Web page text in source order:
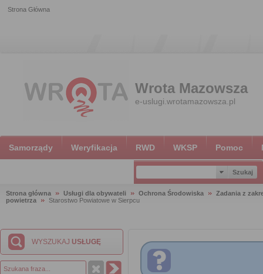
Strona Główna
Wrota Mazowsza
e-uslugi.wrotamazowsza.pl
Samorządy Weryfikacja RWD WKSP Pomoc
Strona główna Usługi dla obywateli Ochrona Środowiska
Zadania z
powietrza
Starostwo Powiatowe w Sierpcu
WYSZUKAJ USŁUGĘ